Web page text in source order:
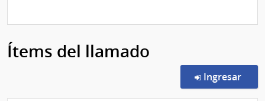
Ítems del llamado
Ingresar